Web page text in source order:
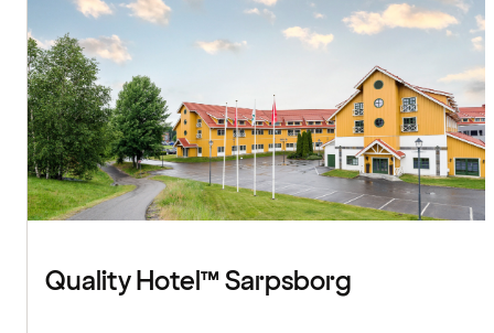
Quality Hotel™ Sarpsborg